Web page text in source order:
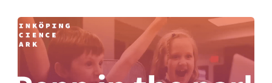
Internet of Things
Manufacturing industries
Global talent
Visual technologies
Upgrade your skills & master new ones
About
Our story, mission & vision
40 years anniversary